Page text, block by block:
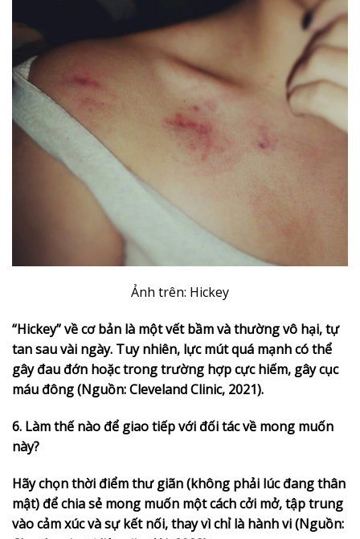
Ảnh trên: Hickey
“Hickey” về cơ bản là một vết bầm và thường vô hại, tự
tan sau vài ngày. Tuy nhiên, lực mút quá mạnh có thể
gây đau đớn hoặc trong trường hợp cực hiếm, gây cục
máu đông (Nguồn: Cleveland Clinic, 2021).
6. Làm thế nào để giao tiếp với đối tác về mong muốn
này?
Hãy chọn thời điểm thư giãn (không phải lúc đang thân
mật) để chia sẻ mong muốn một cách cởi mở, tập trung
vào cảm xúc và sự kết nối, thay vì chỉ là hành vi (Nguồn: